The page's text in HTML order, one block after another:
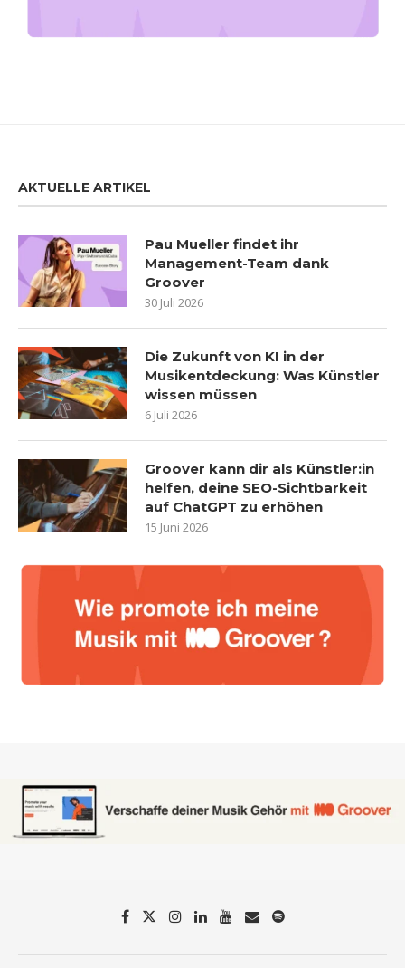
AKTUELLE ARTIKEL
Pau Mueller findet ihr
Management-Team dank
Groover
30 Juli 2026
Die Zukunft von KI in der
Musikentdeckung: Was Künstler
wissen müssen
6 Juli 2026
Groover kann dir als Künstler:in
helfen, deine SEO-Sichtbarkeit
auf ChatGPT zu erhöhen
15 Juni 2026